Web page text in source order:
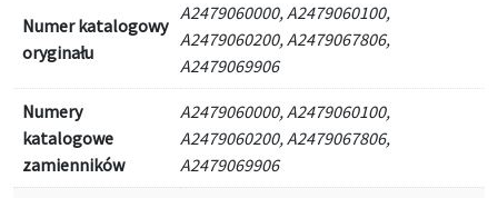
Numer katalogowy
oryginału
A2479060000, A2479060100,
A2479060200, A2479067806,
A2479069906
Numery
katalogowe
zamienników
A2479060000, A2479060100,
A2479060200, A2479067806,
A2479069906